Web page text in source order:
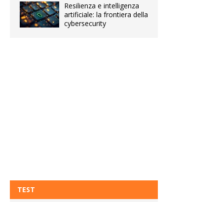
Resilienza e intelligenza
artificiale: la frontiera della
cybersecurity
TEST